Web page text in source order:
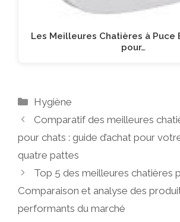
Les Meilleures Chatières à Puce
pour…
Catégories
Hygiène
Comparatif des meilleures
pour chats : guide d’achat pour
quatre pattes
Top 5 des meilleures chatières
Comparaison et analyse des
performants du marché